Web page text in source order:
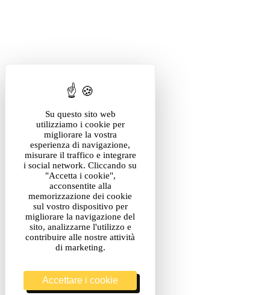
Su questo sito web
utilizziamo i cookie per
migliorare la vostra
esperienza di navigazione,
misurare il traffico e integrare
i social network. Cliccando su
"Accetta i cookie",
acconsentite alla
memorizzazione dei cookie
sul vostro dispositivo per
migliorare la navigazione del
sito, analizzarne l'utilizzo e
contribuire alle nostre attività
di marketing.
Accettare i cookie